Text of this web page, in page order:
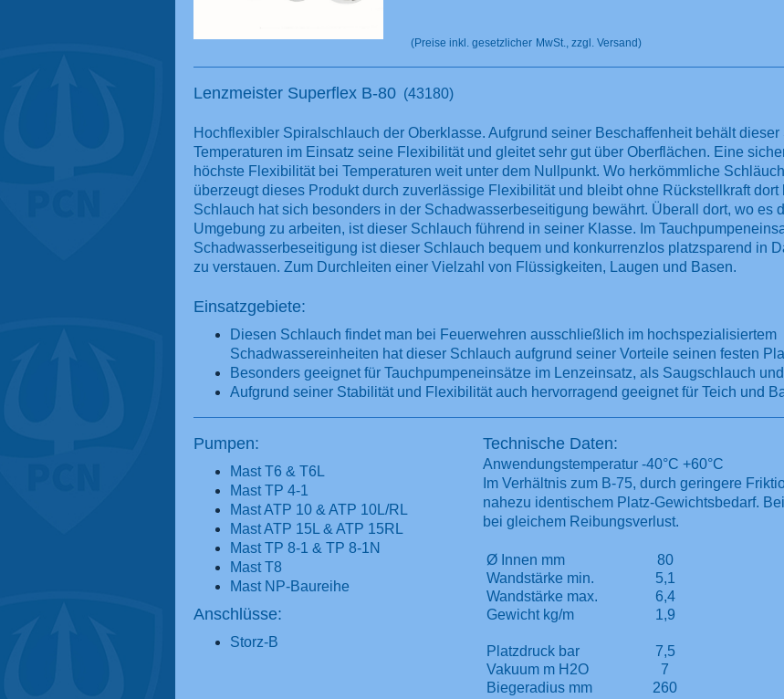
(Preise inkl. gesetzlicher MwSt., zzgl. Versand)
Lenzmeister Superflex B-80 (43180)
Hochflexibler Spiralschlauch der Oberklasse. Aufgrund seiner Beschaffenheit behält
Temperaturen im Einsatz seine Flexibilität und gleitet sehr gut über Oberflächen. Eine
höchste Flexibilität bei Temperaturen weit unter dem Nullpunkt. Wo herkömmliche
überzeugt dieses Produkt durch zuverlässige Flexibilität und bleibt ohne Rückstellkraft
Schlauch hat sich besonders in der Schadwasserbeseitigung bewährt. Überall dort, wo es
Umgebung zu arbeiten, ist dieser Schlauch führend in seiner Klasse. Im
Schadwasserbeseitigung ist dieser Schlauch bequem und konkurrenzlos platzsparend in
zu verstauen. Zum Durchleiten einer Vielzahl von Flüssigkeiten, Laugen und Basen.
Einsatzgebiete:
Diesen Schlauch findet man bei Feuerwehren ausschließlich im
Schadwassereinheiten hat dieser Schlauch aufgrund seiner Vorteile seinen festen
Besonders geeignet für Tauchpumpeneinsätze im Lenzeinsatz, als Saugschlauch
Aufgrund seiner Stabilität und Flexibilität auch hervorragend geeignet für Teich und
Pumpen:
Mast T6 & T6L
Mast TP 4-1
Mast ATP 10 & ATP 10L/RL
Mast ATP 15L & ATP 15RL
Mast TP 8-1 & TP 8-1N
Mast T8
Mast NP-Baureihe
Anschlüsse:
Storz-B
Technische Daten:
Anwendungstemperatur -40°C +60°C
Im Verhältnis zum B-75, durch geringere
nahezu identischem Platz-Gewichtsbedarf.
bei gleichem Reibungsverlust.
Ø Innen mm
80
Wandstärke min.
5,1
Wandstärke max.
6,4
Gewicht kg/m
1,9
Platzdruck bar
7,5
Vakuum m H2O
7
Biegeradius mm
260